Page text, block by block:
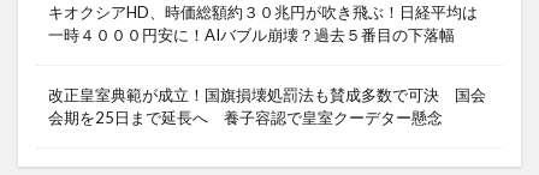
キオクシアHD、時価総額約３０兆円が吹き飛ぶ！日経平均は
一時４０００円安に！AIバブル崩壊？過去５番目の下落幅
改正皇室典範が成立！国旗損壊処罰法も賛成多数で可決 国会
会期を25日まで延長へ 養子容認で皇室クーデター懸念